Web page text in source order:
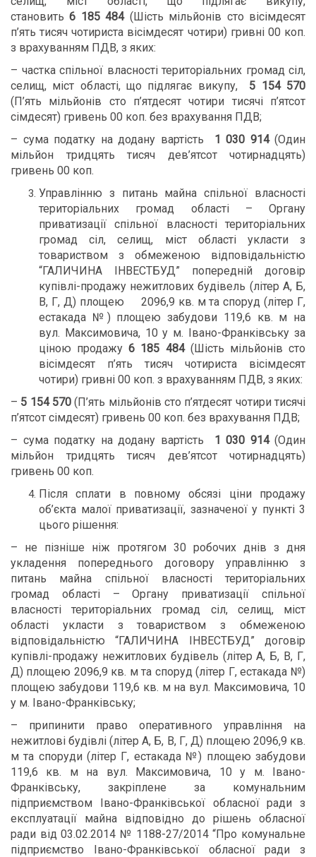
становить6 185 484 (Шість мільйонів сто вісімдесят
п’ять тисяч чотириста вісімдесят чотири) гривні 00 коп.
з врахуванням ПДВ, з яких:
– частка спільної власності територіальних громад сіл,
селищ, міст області, що підлягає викупу, 5 154 570
(П’ять мільйонів сто п’ятдесят чотири тисячі п’ятсот
сімдесят) гривень 00 коп. без врахування ПДВ;
– сума податку на додану вартість 1 030 914 (Один
мільйон тридцять тисяч дев’ятсот чотирнадцять)
гривень 00 коп.
Управлінню з питань майна спільної власності
територіальних громад області – Органу
приватизації спільної власності територіальних
громад сіл, селищ, міст області укласти з
товариством з обмеженою відповідальністю
“ГАЛИЧИНА ІНВЕСТБУД” попередній договір
купівлі-продажу нежитлових будівель (літер А, Б,
В, Г, Д) площею 2096,9 кв. м та споруд (літер Г,
естакада №) площею забудови 119,6 кв. м на
вул. Максимовича, 10 у м. Івано-Франківську за
ціною продажу6 185 484 (Шість мільйонів сто
вісімдесят п’ять тисяч чотириста вісімдесят
чотири) гривні 00 коп. з врахуванням ПДВ, з яких:
– 5 154 570(П’ять мільйонів сто п’ятдесят чотири тисячі
п’ятсот сімдесят) гривень 00 коп. без врахування ПДВ;
– сума податку на додану вартість 1 030 914 (Один
мільйон тридцять тисяч дев’ятсот чотирнадцять)
гривень 00 коп.
Після сплати в повному обсязі ціни продажу
об’єкта малої приватизації, зазначеної у пункті 3
цього рішення:
– не пізніше ніж протягом 30 робочих днів з дня
укладення попереднього договору управлінню з
питань майна спільної власності територіальних
громад області – Органу приватизації спільної
власності територіальних громад сіл, селищ, міст
області укласти з товариством з обмеженою
відповідальністю “ГАЛИЧИНА ІНВЕСТБУД” договір
купівлі-продажу нежитлових будівель (літер А, Б, В, Г,
Д) площею 2096,9 кв. м та споруд (літер Г, естакада №)
площею забудови 119,6 кв. м на вул. Максимовича, 10
у м. Івано-Франківську;
– припинити право оперативного управління на
нежитлові будівлі (літер А, Б, В, Г, Д) площею 2096,9 кв.
м та споруди (літер Г, естакада №) площею забудови
119,6 кв. м на вул. Максимовича, 10 у м. Івано-
Франківську, закріплене за комунальним
підприємством Івано-Франківської обласної ради з
експлуатації майна відповідно до рішень обласної
ради від 03.02.2014 № 1188-27/2014 “Про комунальне
підприємство Івано-Франківської обласної ради з